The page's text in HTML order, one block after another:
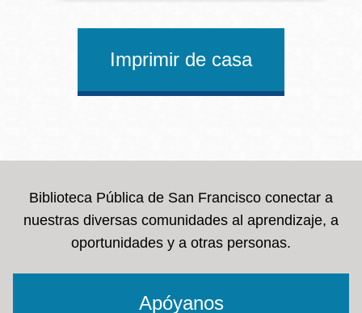
Imprimir de casa
Biblioteca Pública de San Francisco conectar a
nuestras diversas comunidades al aprendizaje, a
oportunidades y a otras personas.
Apóyanos